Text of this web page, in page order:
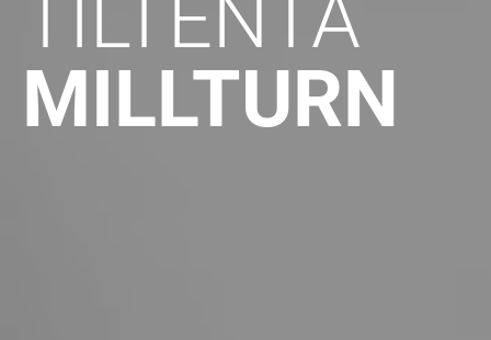
TILTENTA
MILLTURN